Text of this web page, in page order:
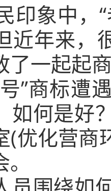
象中，“
近年来，
了一起起
商标遭遇
如何是好
(优化营商